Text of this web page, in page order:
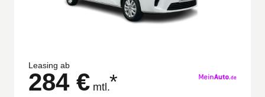
Leasing ab
284 € mtl.*